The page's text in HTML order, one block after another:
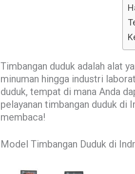
Timbangan duduk adalah alat
minuman hingga industri
duduk, tempat di mana Anda
pelayanan timbangan duduk di
membaca!
Model Timbangan Duduk di